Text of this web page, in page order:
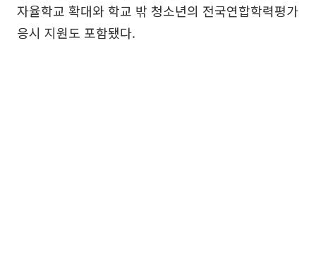
자율학교 확대와 학교 밖 청소년의 전국연합학력평가
응시 지원도 포함됐다.